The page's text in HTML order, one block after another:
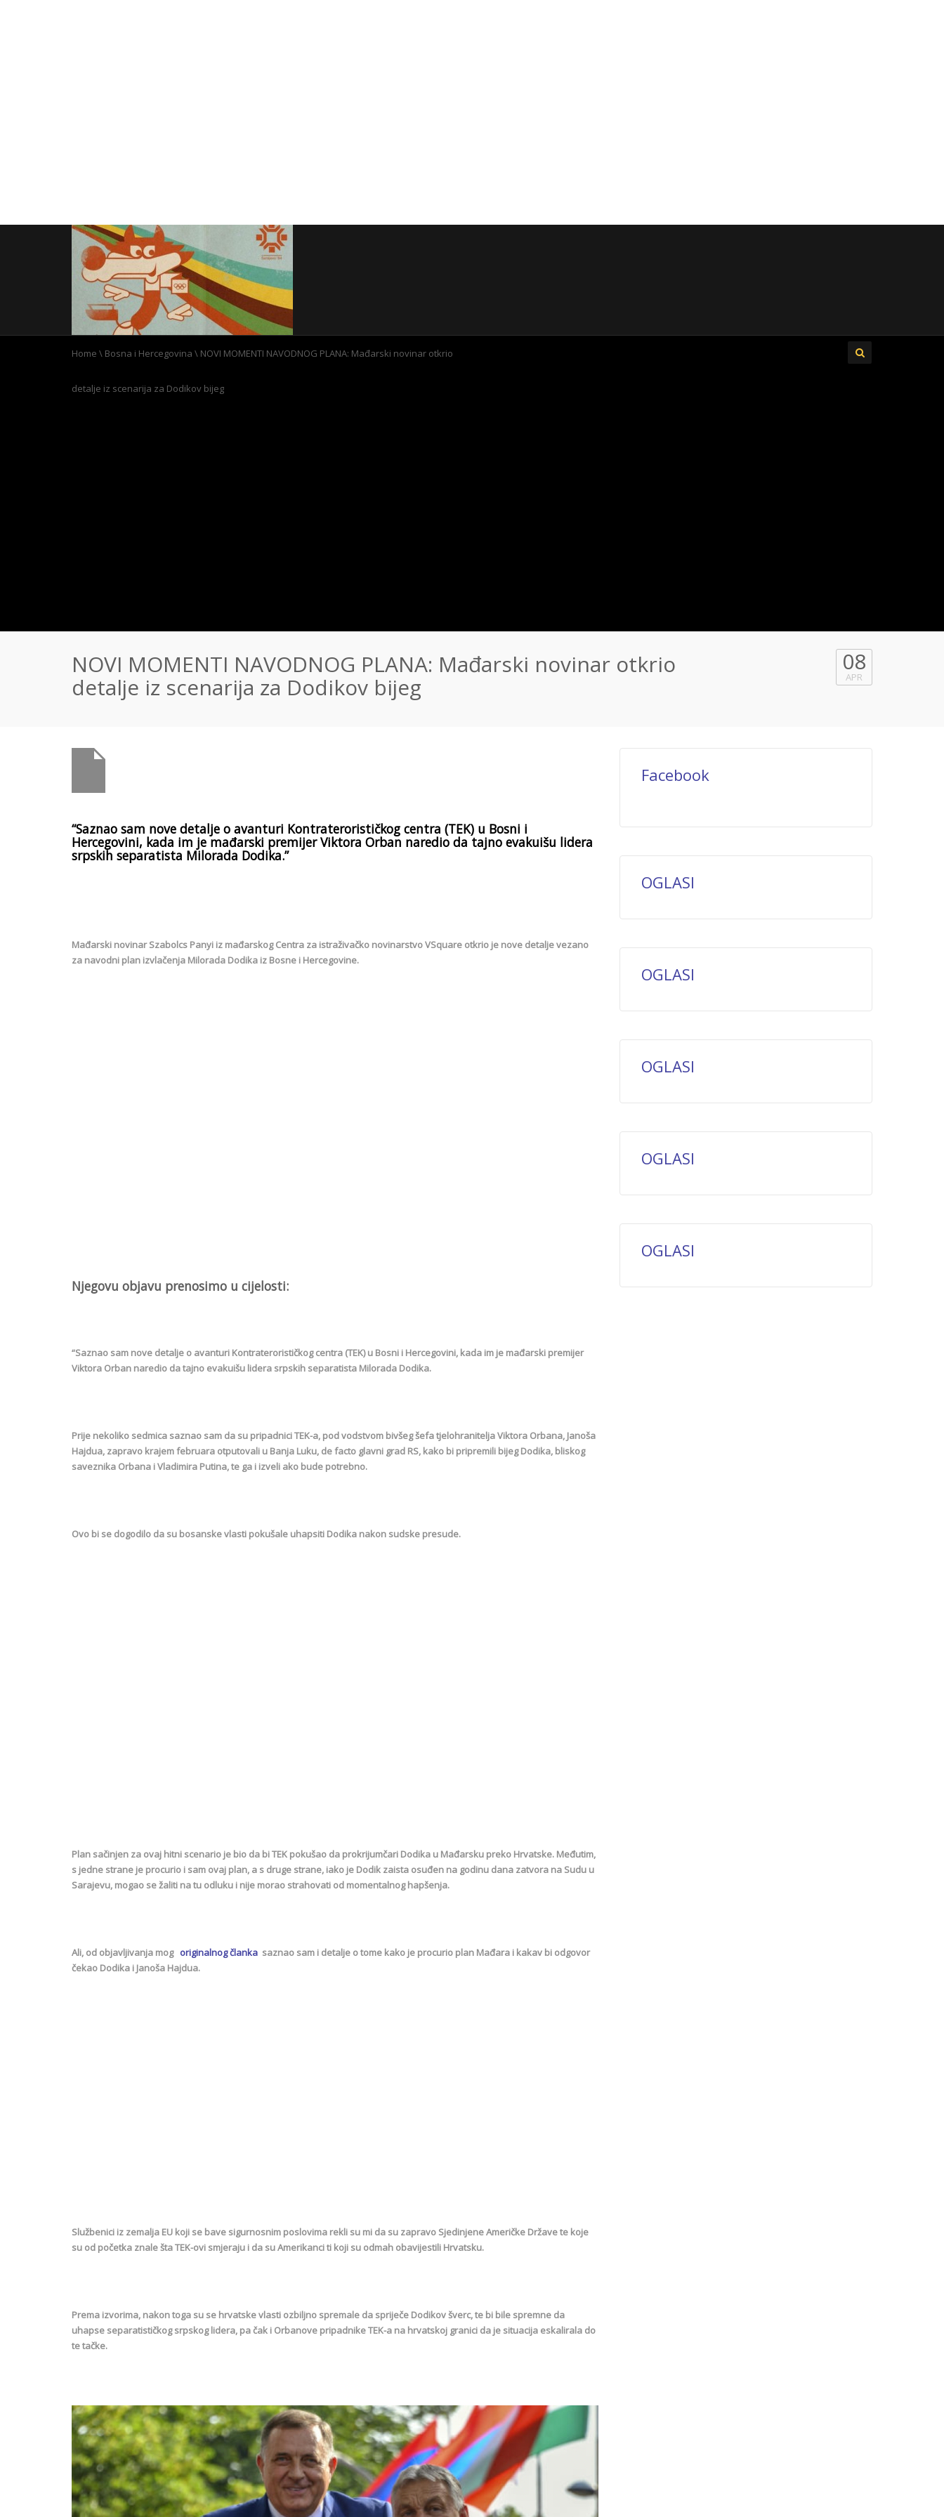
Home \ Bosna i Hercegovina \ NOVI MOMENTI NAVODNOG PLANA: Mađarski novinar otkrio
detalje iz scenarija za Dodikov bijeg
NOVI MOMENTI NAVODNOG PLANA: Mađarski novinar otkrio
detalje iz scenarija za Dodikov bijeg
08
APR
“Saznao sam nove detalje o avanturi Kontraterorističkog centra (TEK) u Bosni i
Hercegovini, kada im je mađarski premijer Viktora Orban naredio da tajno evakuišu lidera
srpskih separatista Milorada Dodika.”
Mađarski novinar Szabolcs Panyi iz mađarskog Centra za istraživačko novinarstvo VSquare otkrio je nove detalje vezano
za navodni plan izvlačenja Milorada Dodika iz Bosne i Hercegovine.
Njegovu objavu prenosimo u cijelosti:
“Saznao sam nove detalje o avanturi Kontraterorističkog centra (TEK) u Bosni i Hercegovini, kada im je mađarski premijer
Viktora Orban naredio da tajno evakuišu lidera srpskih separatista Milorada Dodika.
Prije nekoliko sedmica saznao sam da su pripadnici TEK-a, pod vodstvom bivšeg šefa tjelohranitelja Viktora Orbana, Janoša
Hajdua, zapravo krajem februara otputovali u Banja Luku, de facto glavni grad RS, kako bi pripremili bijeg Dodika, bliskog
saveznika Orbana i Vladimira Putina, te ga i izveli ako bude potrebno.
Ovo bi se dogodilo da su bosanske vlasti pokušale uhapsiti Dodika nakon sudske presude.
Plan sačinjen za ovaj hitni scenario je bio da bi TEK pokušao da prokrijumčari Dodika u Mađarsku preko Hrvatske. Međutim,
s jedne strane je procurio i sam ovaj plan, a s druge strane, iako je Dodik zaista osuđen na godinu dana zatvora na Sudu u
Sarajevu, mogao se žaliti na tu odluku i nije morao strahovati od momentalnog hapšenja.
Ali, od objavljivanja mog originalnog članka saznao sam i detalje o tome kako je procurio plan Mađara i kakav bi odgovor
čekao Dodika i Janoša Hajdua.
Službenici iz zemalja EU koji se bave sigurnosnim poslovima rekli su mi da su zapravo Sjedinjene Američke Države te koje
su od početka znale šta TEK-ovi smjeraju i da su Amerikanci ti koji su odmah obavijestili Hrvatsku.
Prema izvorima, nakon toga su se hrvatske vlasti ozbiljno spremale da spriječe Dodikov šverc, te bi bile spremne da
uhapse separatističkog srpskog lidera, pa čak i Orbanove pripadnike TEK-a na hrvatskoj granici da je situacija eskalirala do
te tačke.
Facebook
OGLASI
OGLASI
OGLASI
OGLASI
OGLASI